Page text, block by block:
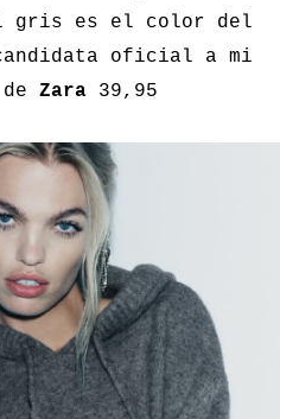
gris es el color del
oficial a mi
Zara 39,95